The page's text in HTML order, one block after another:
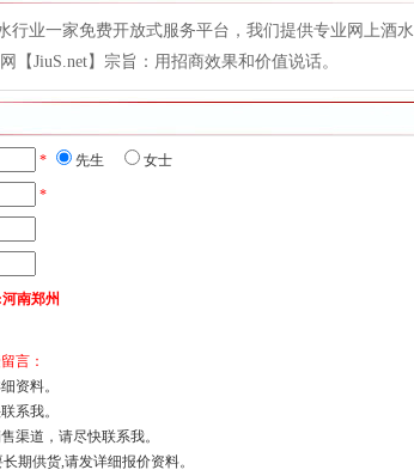
业一家免费开放式服务平台，我们提供专业网上酒水
JiuS.net】宗旨：用招商效果和价值说话。
* 先生
女士
*
南郑州
言：
资料。
系我。
渠道，请尽快联系我。
期供货,请发详细报价资料。